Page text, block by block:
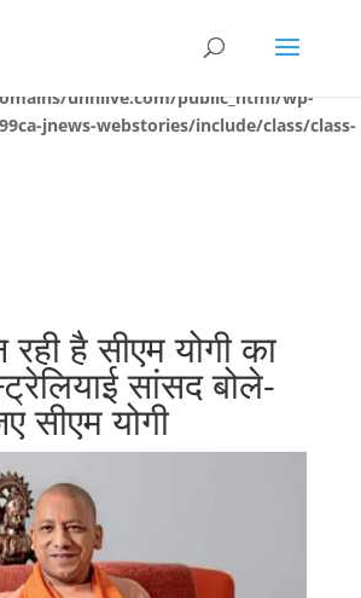
dynamic property
is deprecated in
unnlive.com/public_html/wp-
jnews-webstories/include/class/class-
रही है सीएम योगी का
सांसद बोले-
सीएम योगी